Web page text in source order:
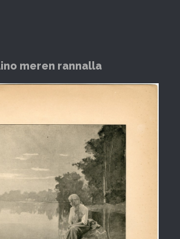
meren rannalla